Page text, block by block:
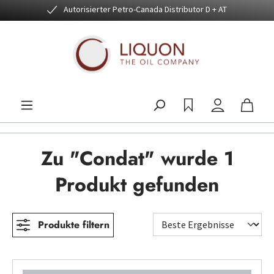
Zum Hauptinhalt springenAutorisierter Petro-Canada Distributor D + AT
Zu "Condat" wurde 1
Produkt gefunden
Produkte filtern